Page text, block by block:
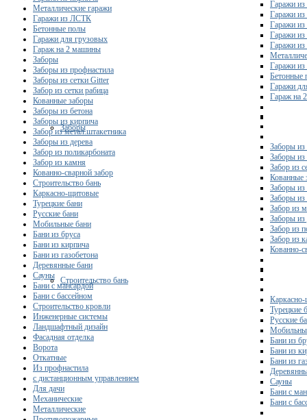
Гаражи из
Гаражи из
Гаражи из
Гаражи
Гаражи из
Гаражи
Бетонные
Гаражи
Гараж на
Заборы
Заборы из
Заборы из
Забор из
Кованные
Заборы из
Заборы из
Забор из
Заборы из
Забор из
Забор из
Кованно-
Строительство бань
Турецкие
Русские
Бани из
Бани из
Бани из
Сауны
Бани с
Бани с
Металлические гаражи
Гаражи из ЛСТК
Бетонные полы
Гаражи для грузовых
Гараж на 2 машины
Заборы
Заборы из профнастила
Заборы из сетки Gitter
Забор из сетки рабица
Кованные заборы
Заборы из бетона
Заборы из кирпича
Забор из метал.штакетника
Заборы из дерева
Забор из поликарбоната
Забор из камня
Кованно-сварной забор
Строительство бань
Каркасно-щитовые
Турецкие бани
Русские бани
Мобильные бани
Бани из бруса
Бани из кирпича
Бани из газобетона
Деревянные бани
Сауны
Бани с мансардой
Бани с бассейном
Строительство кровли
Инженерные системы
Ландшафтный дизайн
Фасадная отделка
Ворота
Откатные
Из профнастила
с дистанционным управлением
Для дачи
Механические
Металлические